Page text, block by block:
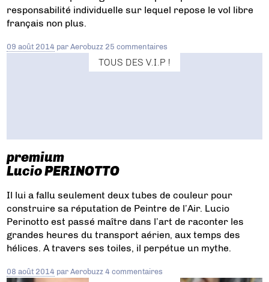
responsabilité individuelle sur lequel repose le vol libre
français non plus.
09 août 2014 parAerobuzz 25 commentaires
TOUS DES V.I.P !
premium
Lucio PERINOTTO
Il lui a fallu seulement deux tubes de couleur pour
construire sa réputation de Peintre de l’Air. Lucio
Perinotto est passé maître dans l’art de raconter les
grandes heures du transport aérien, aux temps des
hélices. A travers ses toiles, il perpétue un mythe.
08 août 2014 parAerobuzz 4 commentaires